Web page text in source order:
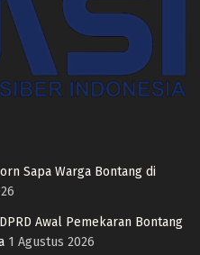
Sapa Warga Bontang di
Awal Pemekaran Bontang
1 Agustus 2026